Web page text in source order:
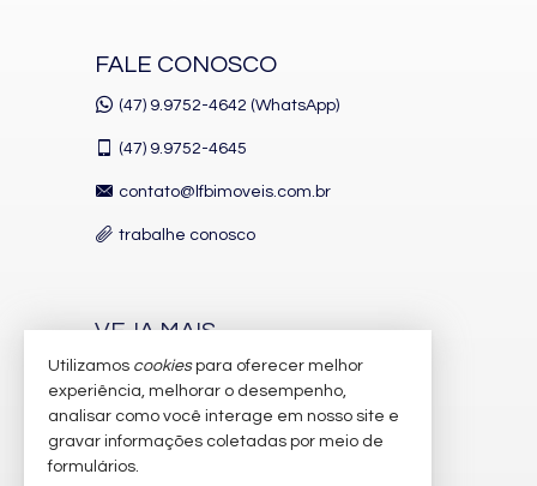
FALE CONOSCO
(47) 9.9752-4642 (WhatsApp)
(47) 9.9752-4645
contato@lfbimoveis.com.br
trabalhe conosco
VEJA MAIS
receba nosso newsletter
indicadores financeiros
Utilizamos cookiespara oferecer melhor
experiência, melhorar o desempenho,
analisar como você interage em nosso site e
gravar informações coletadas por meio de
formulários.